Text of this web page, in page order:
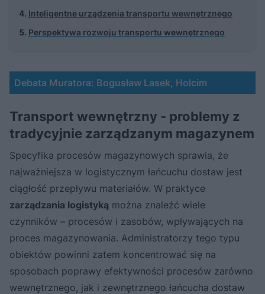
Inteligentne urządzenia transportu wewnętrznego
Perspektywa rozwoju transportu wewnętrznego
Debata Muratora: Bogusław Lasek, Holcim
Transport wewnętrzny - problemy z
tradycyjnie zarządzanym magazynem
Specyfika procesów magazynowych sprawia, że
najważniejsza w logistycznym łańcuchu dostaw jest
ciągłość przepływu materiałów. W praktyce
zarządzania logistyką można znaleźć wiele
czynników – procesów i zasobów, wpływających na
proces magazynowania. Administratorzy tego typu
obiektów powinni zatem koncentrować się na
sposobach poprawy efektywności procesów zarówno
wewnętrznego, jak i zewnętrznego łańcucha dostaw